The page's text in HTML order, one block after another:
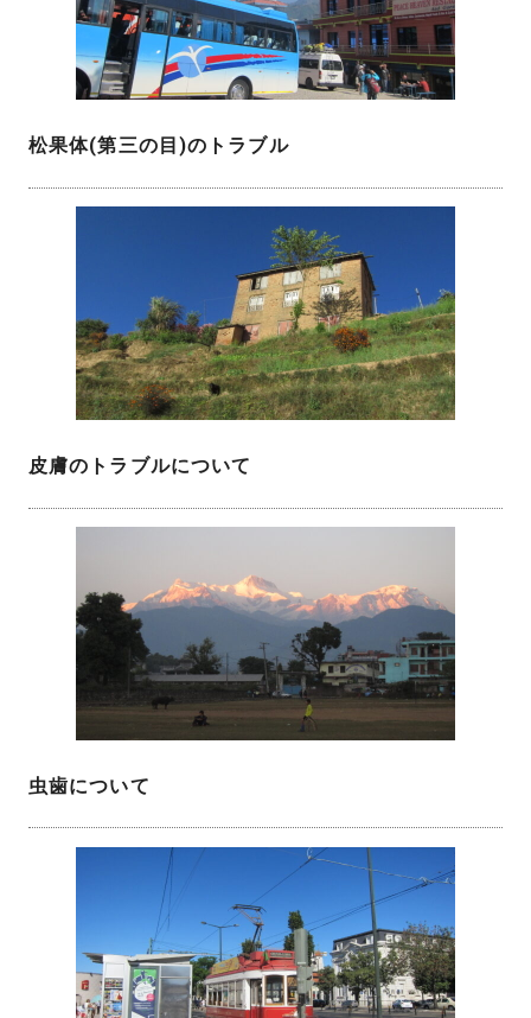
松果体(第三の目)のトラブル
皮膚のトラブルについて
虫歯について